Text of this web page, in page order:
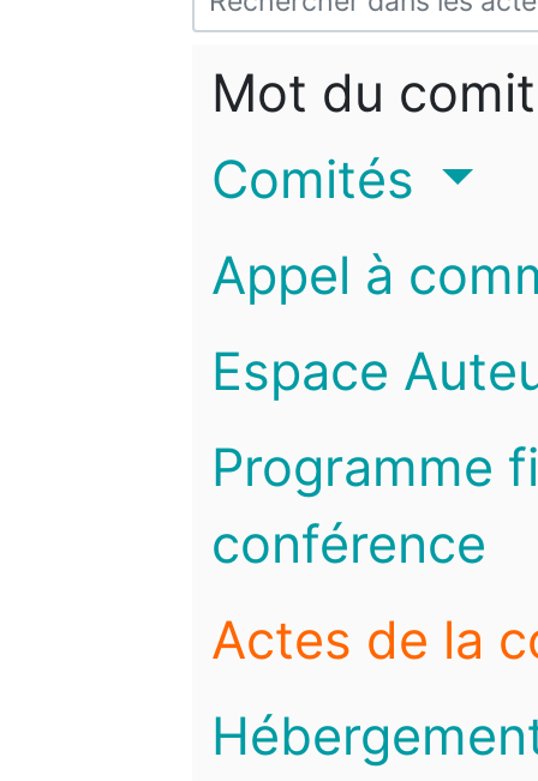
Mot du
Comités
Appel à
Espace
Programme
conférence
Actes de la